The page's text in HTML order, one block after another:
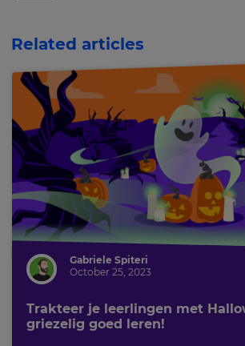
Related articles
Gabriele Spiteri
October 25, 2023
Trakteer je leerlingen met
griezelig goed leren!